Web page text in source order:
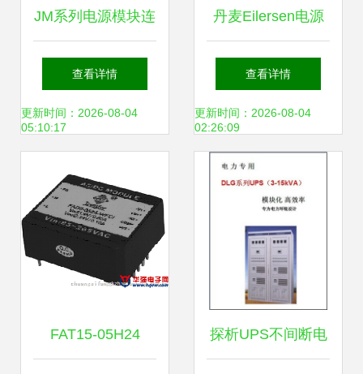
JM系列电源模块连
接器深度解析
JMD40A与类三菱
查看详情
更新时间：2026-08-04
05:10:17
丹麦Eilersen电源
模块 化工行业精密
仪器的关键动力源
查看详情
更新时间：2026-08-04
02:26:09
FAT15-05H24 探析UPS不间断电